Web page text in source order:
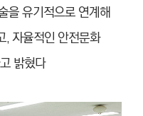
을 유기적으로 연계해
, 자율적인 안전문화
밝혔다